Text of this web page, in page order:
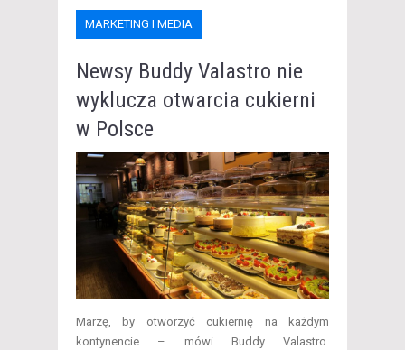
MARKETING I MEDIA
Newsy Buddy Valastro nie
wyklucza otwarcia cukierni
w Polsce
Marzę, by otworzyć cukiernię na każdym
kontynencie – mówi Buddy Valastro.